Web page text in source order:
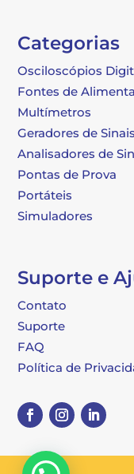
Categorias
Osciloscópios
Fontes de
Multímetros
Geradores de Sinais
Analisadores de
Pontas de Prova
Portáteis
Simuladores
Suporte e
Contato
Suporte
FAQ
Política de